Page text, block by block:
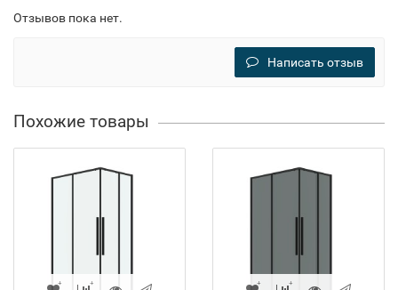
Отзывов пока нет.
Написать отзыв
Похожие товары